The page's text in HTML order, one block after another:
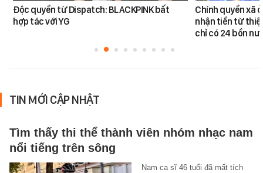
Độc quyền từ Dispatch: BLACKPINK bất
hợp tác với YG
Chính quyền xã
nhận tiền từ
chỉ có 24 bồn
TIN MỚI CẬP NHẬT
Tìm thấy thi thể thành viên nhóm nhạc nam
nổi tiếng trên sông
Nam ca sĩ 46 tuổi đã mất tích